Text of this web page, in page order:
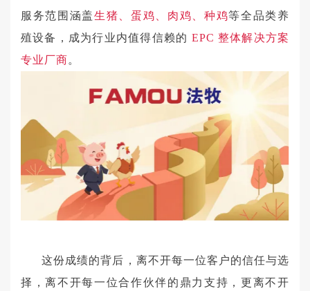
服务范围涵盖生猪、蛋鸡、肉鸡、种鸡等全品类养
殖设备，成为行业内值得信赖的 EPC 整体解决方案
专业厂商。
这份成绩的背后，离不开每一位客户的信任与选
择，离不开每一位合作伙伴的鼎力支持，更离不开